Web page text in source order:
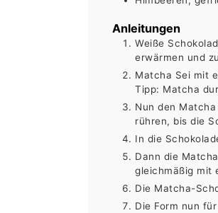
Anleitungen
Weiße
erwärmen und
Matcha Sei mit
Tipp: Matcha
Nun den
rühren, bis die
In die
Dann die
gleichmäßig mit
Die Matcha-
Die Form nun